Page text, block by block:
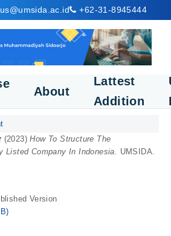
+62-31-8945444
About
Lattest
Addition
(2023)How To Structure The
Listed Company In Indonesia. UMSIDA.
Version